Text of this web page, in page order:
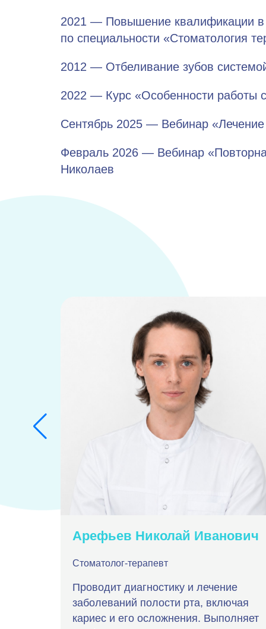
2021 — Повышение квалификации в
по специальности «Стоматология
2012 — Отбеливание зубов
2022 — Курс «Особенности работы
Сентябрь 2025 — Вебинар
Февраль 2026 — Вебинар
Николаев
Арефьев Николай Иванович
Стоматолог-терапевт
Проводит диагностику и лечение
заболеваний полости рта, включая
кариес и его осложнения. Выполняет